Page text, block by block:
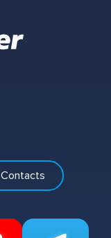
Contacts